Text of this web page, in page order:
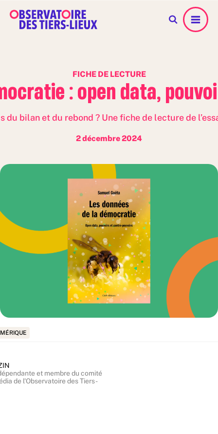
Menu
FICHE DE LECTURE
: open data,
du bilan et du rebond ? Une fiche de lecture de
2 décembre 2024
et membre du comité
de l'Observatoire des Tiers-